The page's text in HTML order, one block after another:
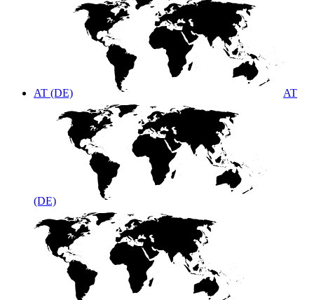
AT (DE) AT
(DE)